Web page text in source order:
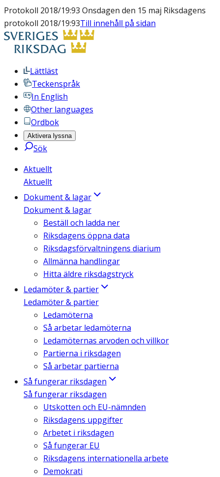
Protokoll 2018/19:93 Onsdagen den 15 maj Riksdagens
protokoll 2018/19:93Till innehåll på sidan
Lättläst
Teckenspråk
In English
Other languages
Ordbok
Aktivera lyssna
Sök
Aktuellt
Aktuellt
Dokument & lagar
Dokument & lagar
Beställ och ladda ner
Riksdagens öppna data
Riksdagsförvaltningens diarium
Allmänna handlingar
Hitta äldre riksdagstryck
Ledamöter & partier
Ledamöter & partier
Ledamöterna
Så arbetar ledamöterna
Ledamöternas arvoden och villkor
Partierna i riksdagen
Så arbetar partierna
Så fungerar riksdagen
Så fungerar riksdagen
Utskotten och EU-nämnden
Riksdagens uppgifter
Arbetet i riksdagen
Så fungerar EU
Riksdagens internationella arbete
Demokrati